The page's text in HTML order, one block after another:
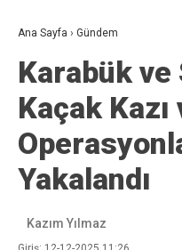
Ana Sayfa › Gündem
Karabük ve
Kaçak
Yakalandı
Kazım Yılmaz